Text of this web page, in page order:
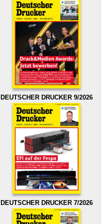
DEUTSCHER DRUCKER 9/2026
DEUTSCHER DRUCKER 7/2026